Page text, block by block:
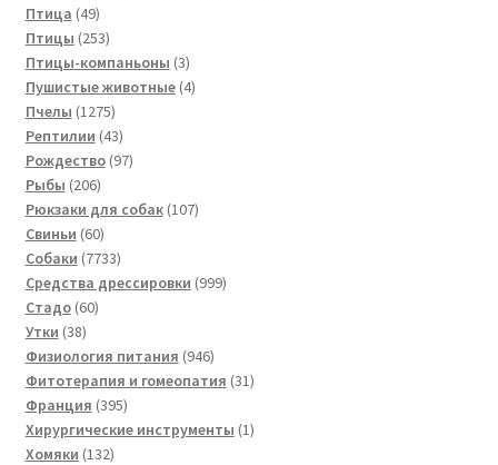
Птица 4949
товаров
Птицы 253253
товара
Птицы-компаньоны 33
товара
Пушистые животные 44
Пчелы 12751275
товаров
Рептилии 4343
товара
Рождество 9797
Рыбы 206206
товаров
Рюкзаки для собак 107107
Свиньи 6060
товаров
Собаки 77337733
товара
Средства дрессировки 999999
Стадо 6060
Утки 3838
товаров
Физиология питания 946946
товаров
Фитотерапия и гомеопатия 3131
Франция 395395
товаров
Хирургические инструменты 11
Хомяки 132132